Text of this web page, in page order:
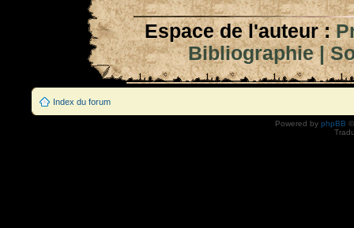
Espace de l'auteur :
Bibliographie|
Index du forum
Powered by phpBB